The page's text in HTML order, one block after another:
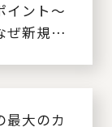
イント～
ぜ新規事
最大のカ